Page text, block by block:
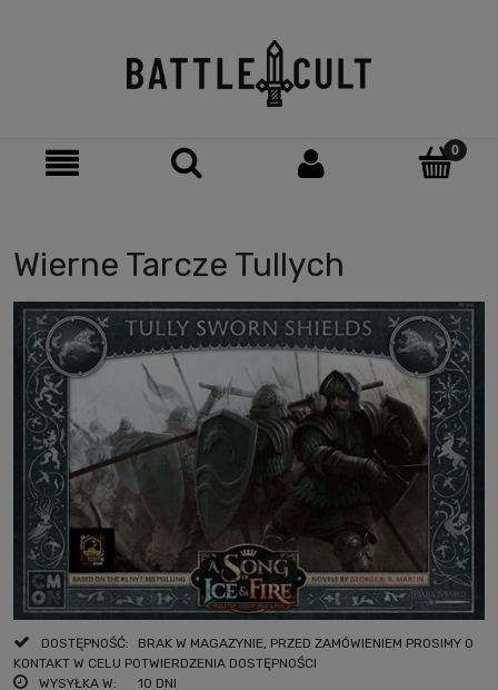
Wierne Tarcze Tullych
DOSTĘPNOŚĆ:
BRAK W MAGAZYNIE, PRZED ZAMÓWIENIEM PROSIMY O
KONTAKT W CELU POTWIERDZENIA DOSTĘPNOŚCI
WYSYŁKA W:
10 DNI